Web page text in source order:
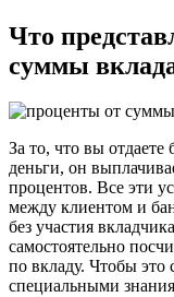
Что
суммы
За то, что вы отдаете
деньги, он
процентов. Все эти
между клиентом и
без участия
самостоятельно
по вкладу. Чтобы это
специальными